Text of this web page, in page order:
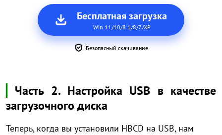
Бесплатная загрузка
Win 11/10/8.1/8/7/XP
Безопасный скачивание
Часть 2. Настройка USB в качестве
загрузочного диска
Теперь, когда вы установили HBCD на USB, нам